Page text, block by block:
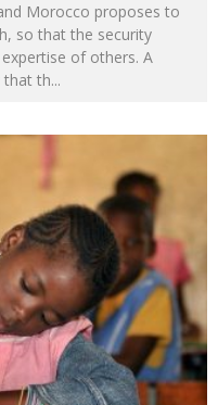
Morocco proposes to
so that the security
of others. A
that th...